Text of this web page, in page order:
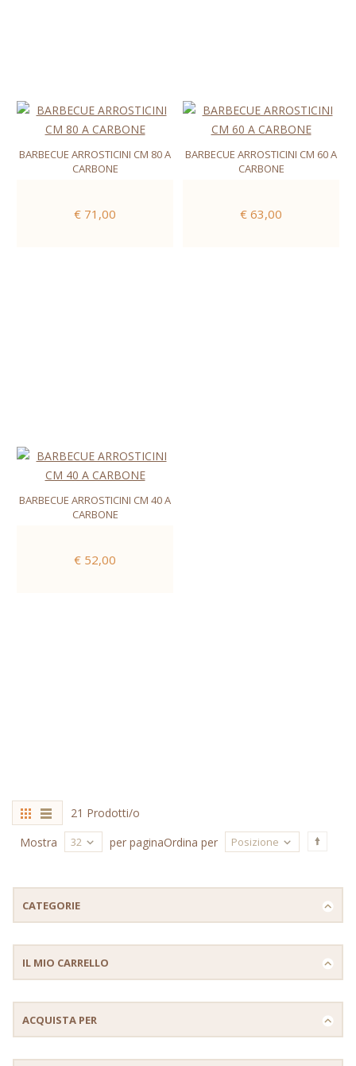
BARBECUE ARROSTICINI CM 80 A
CARBONE
€ 71,00
BARBECUE ARROSTICINI CM 60 A
CARBONE
€ 63,00
BARBECUE ARROSTICINI CM 40 A
CARBONE
€ 52,00
21 Prodotti/o
Mostra
32 per paginaOrdina per Posizione
CATEGORIE
IL MIO CARRELLO
ACQUISTA PER